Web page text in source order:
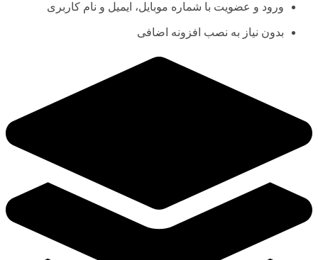
ورود و عضویت با شماره موبایل، ایمیل و نام کاربری
بدون نیاز به نصب افزونه اضافی